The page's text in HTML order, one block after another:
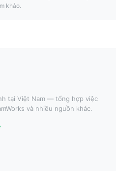
khảo.
tại Việt Nam — tổng hợp việc
và nhiều nguồn khác.